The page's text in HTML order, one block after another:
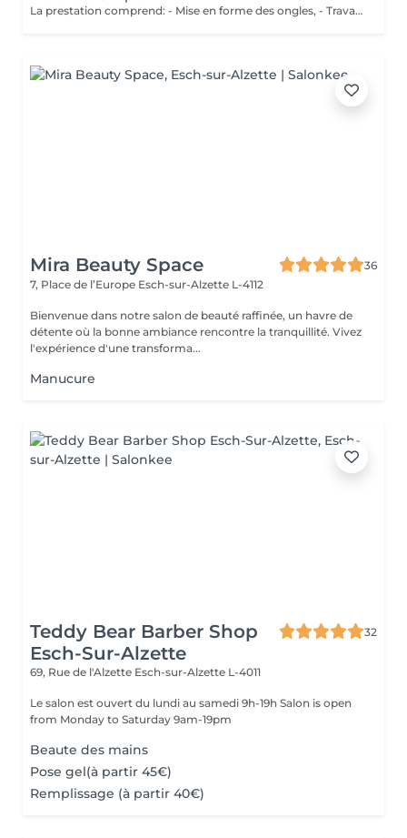
La prestation comprend: - Mise en forme des ongles, - Travail des cuticules pour une finition nette, - Hydratation et légère exfoliation des mains pour une peau douce et soignée. Idéal pour des mains propres, soignées et naturellement élégantes.
Mira Beauty Space
36
7, Place de l’Europe Esch-sur-Alzette L-4112
Bienvenue dans notre salon de beauté raffinée, un havre de
détente où la bonne ambiance rencontre la tranquillité. Vivez
l'expérience d'une transforma...
Manucure
Teddy Bear Barber Shop
Esch-Sur-Alzette
32
69, Rue de l'Alzette Esch-sur-Alzette L-4011
Le salon est ouvert du lundi au samedi 9h-19h Salon is open
from Monday to Saturday 9am-19pm
Beaute des mains
Pose gel(à partir 45€)
Remplissage (à partir 40€)